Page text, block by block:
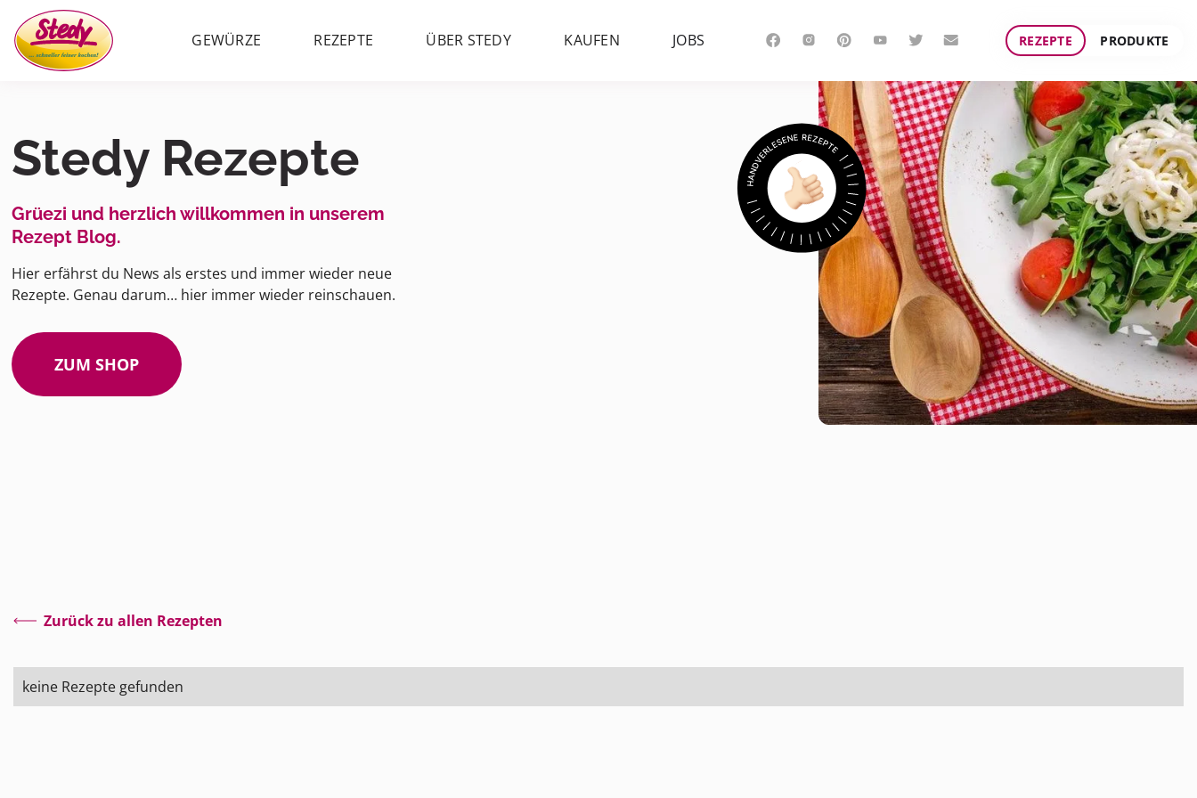
GEWÜRZE REZEPTE ÜBER STEDY KAUFEN JOBS REZEPTE PRODUKTE
Stedy Rezepte
Grüezi und herzlich willkommen in unserem
Rezept Blog.
Hier erfährst du News als erstes und immer wieder neue
Rezepte. Genau darum… hier immer wieder reinschauen.
ZUM SHOP
Zurück zu allen Rezepten
keine Rezepte gefunden